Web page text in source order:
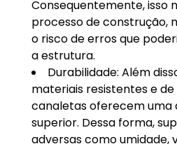
Consequentemente, isso
processo de construção,
o risco de erros que
a estrutura.
Durabilidade: Além
materiais resistentes e
canaletas oferecem uma
superior. Dessa forma,
adversas como umidade,